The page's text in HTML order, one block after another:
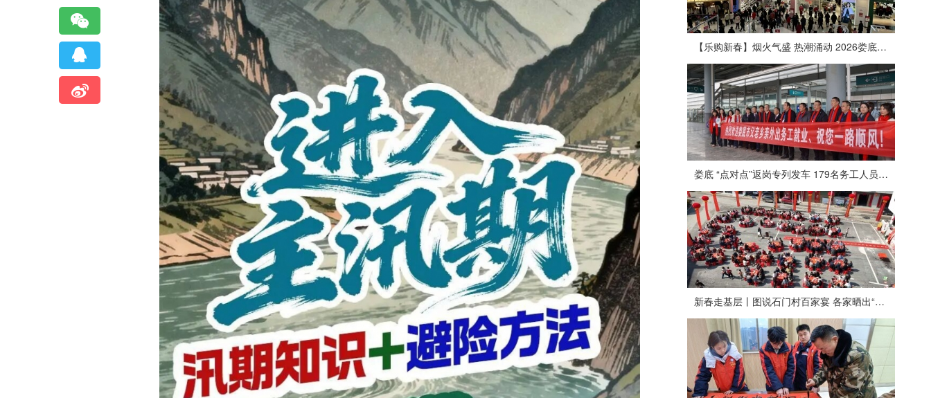
【乐购新春】烟火气盛 热潮涌动 2026娄底春节消费市场喜迎“开门红”
娄底 “点对点”返岗专列发车 179名务工人员免费赴沪
新春走基层丨图说石门村百家宴 各家晒出“拿手菜”